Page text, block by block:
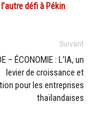
défi à Pékin
Suivant
– ÉCONOMIE : L’IA, un
levier de croissance et
pour les entreprises
thaïlandaises